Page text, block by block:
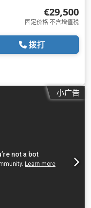
€29,500
固定价格 不含增值税
拨打
小广告